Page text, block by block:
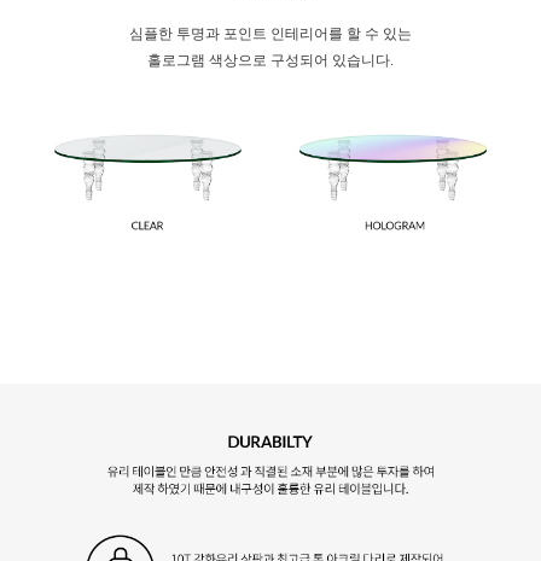
심플한 투명과 포인트 인테리어를 할 수 있는
홀로그램 색상으로 구성되어 있습니다.